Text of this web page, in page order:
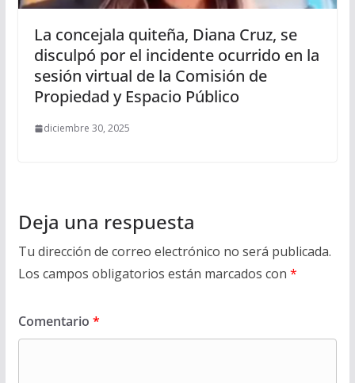
La concejala quiteña, Diana Cruz, se
disculpó por el incidente ocurrido en la
sesión virtual de la Comisión de
Propiedad y Espacio Público
diciembre 30, 2025
Deja una respuesta
Tu dirección de correo electrónico no será publicada.
Los campos obligatorios están marcados con *
Comentario *